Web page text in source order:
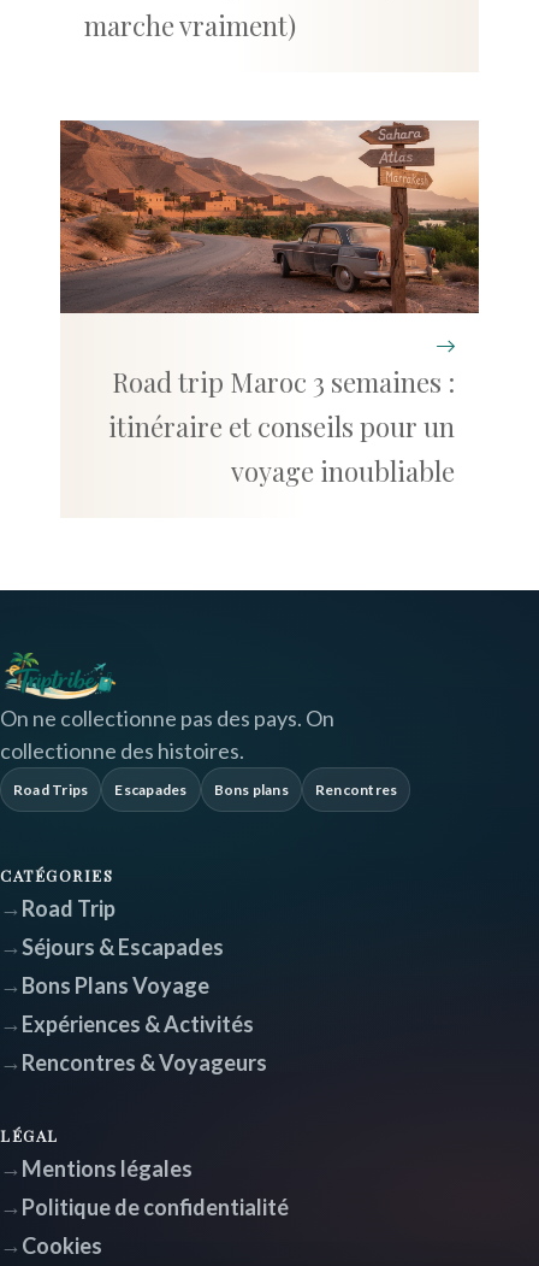
marche vraiment)
Road trip Maroc 3 semaines :
itinéraire et conseils pour un
voyage inoubliable
On ne collectionne pas des pays. On
collectionne des histoires.
Road Trips Escapades Bons plans Rencontres
CATÉGORIES
Road Trip
Séjours & Escapades
Bons Plans Voyage
Expériences & Activités
Rencontres & Voyageurs
LÉGAL
Mentions légales
Politique de confidentialité
Cookies